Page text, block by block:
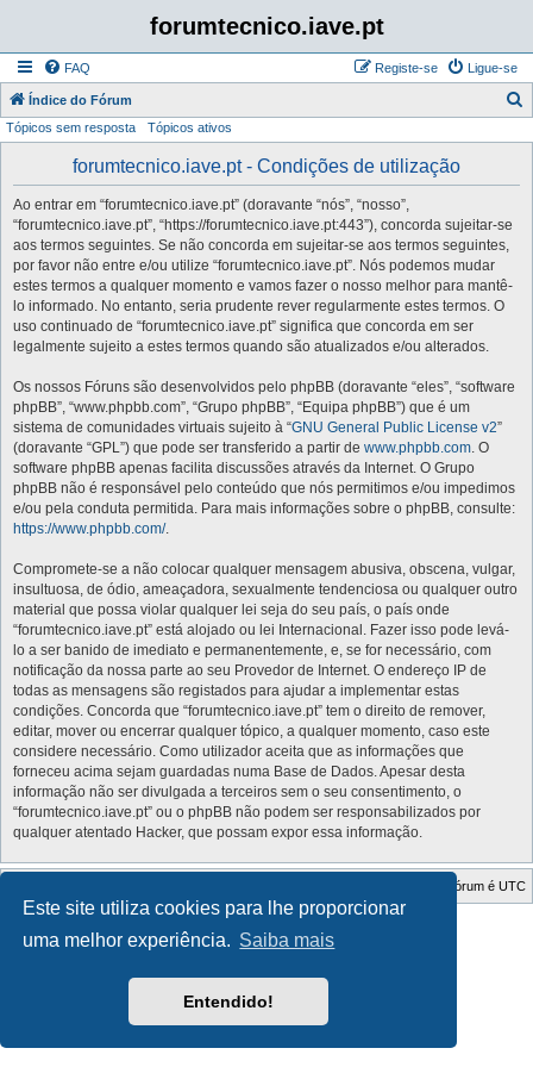
Este site utiliza cookies para lhe proporcionar
uma melhor experiência. Saiba mais
Entendido!
forumtecnico.iave.pt
FAQ Ligue-se
Registe-se
Índice do Fórum
Tópicos sem resposta Tópicos ativos
forumtecnico.iave.pt - Condições de utilização
Ao entrar em “forumtecnico.iave.pt” (doravante “nós”, “nosso”,
“forumtecnico.iave.pt”, “https://forumtecnico.iave.pt:443”), concorda sujeitar-se
aos termos seguintes. Se não concorda em sujeitar-se aos termos seguintes,
por favor não entre e/ou utilize “forumtecnico.iave.pt”. Nós podemos mudar
estes termos a qualquer momento e vamos fazer o nosso melhor para mantê-
lo informado. No entanto, seria prudente rever regularmente estes termos. O
uso continuado de “forumtecnico.iave.pt” significa que concorda em ser
legalmente sujeito a estes termos quando são atualizados e/ou alterados.
Os nossos Fóruns são desenvolvidos pelo phpBB (doravante “eles”, “software
phpBB”, “www.phpbb.com”, “Grupo phpBB”, “Equipa phpBB”) que é um
sistema de comunidades virtuais sujeito à “GNU General Public License v2”
(doravante “GPL”) que pode ser transferido a partir de www.phpbb.com. O
software phpBB apenas facilita discussões através da Internet. O Grupo
phpBB não é responsável pelo conteúdo que nós permitimos e/ou impedimos
e/ou pela conduta permitida. Para mais informações sobre o phpBB, consulte:
https://www.phpbb.com/.
Compromete-se a não colocar qualquer mensagem abusiva, obscena, vulgar,
insultuosa, de ódio, ameaçadora, sexualmente tendenciosa ou qualquer outro
material que possa violar qualquer lei seja do seu país, o país onde
“forumtecnico.iave.pt” está alojado ou lei Internacional. Fazer isso pode levá-
lo a ser banido de imediato e permanentemente, e, se for necessário, com
notificação da nossa parte ao seu Provedor de Internet. O endereço IP de
todas as mensagens são registados para ajudar a implementar estas
condições. Concorda que “forumtecnico.iave.pt” tem o direito de remover,
editar, mover ou encerrar qualquer tópico, a qualquer momento, caso este
considere necessário. Como utilizador aceita que as informações que
forneceu acima sejam guardadas numa Base de Dados. Apesar desta
informação não ser divulgada a terceiros sem o seu consentimento, o
“forumtecnico.iave.pt” ou o phpBB não podem ser responsabilizados por
qualquer atentado Hacker, que possam expor essa informação.
O Fuso Horário do Fórum é UTC
Style Developer by © GTA game
Desenvolvido porphpBB
® Forum Software © phpBB Limited
Privacidade|Termos